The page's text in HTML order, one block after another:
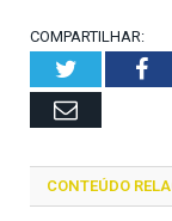
COMPARTILHAR:
Twitter
Email
CONTEÚDO